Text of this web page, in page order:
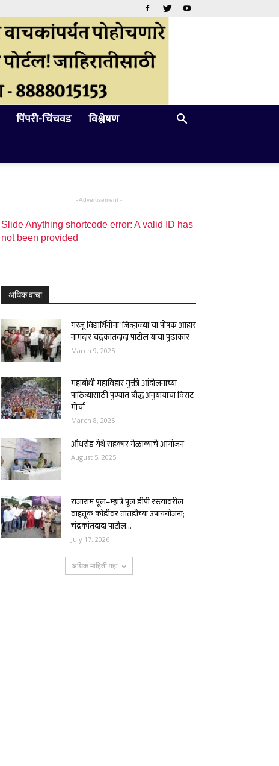
पिंपरी-चिंचवड
विश्लेषण
- Advertisement -
Slide Anything shortcode error: A valid ID has
not been provided
अधिक वाचा
गरजू विद्यार्थिनींना ‘जिव्हाळ्या’चा पोषक आहार
नामदार चंद्रकांतदादा पाटील यांचा पुढाकार
March 9, 2025
महाबोधी महाविहार मुक्ती आंदोलनाच्या
पाठिंब्यासाठी पुण्यात बौद्ध अनुयायांचा विराट
मोर्चा
March 8, 2025
औंधरोड येथे सहकार मेळाव्याचे आयोजन
August 5, 2025
राजाराम पूल–म्हात्रे पूल डीपी रस्त्यावरील
वाहतूक कोंडीवर तातडीच्या उपाययोजना;
चंद्रकांतदादा पाटील...
July 17, 2026
अधिक माहिती पहा